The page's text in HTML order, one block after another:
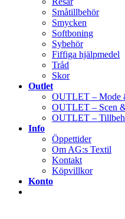
Småtillbehör
Smycken
Softboning
Sybehör
Fiffiga hjälpmedel
Tråd
Skor
Outlet
OUTLET – Mode
OUTLET – Scen
OUTLET –
Info
Öppettider
Om AG:s Textil
Kontakt
Köpvillkor
Konto